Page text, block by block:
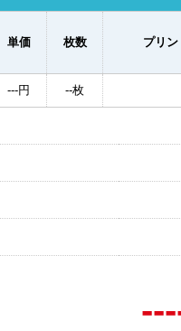
単価 枚数 プリン
---円 --枚